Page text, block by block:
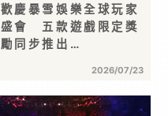
歡慶暴雪娛樂全球玩家
盛會 五款遊戲限定獎
勵同步推出…
2026/07/23